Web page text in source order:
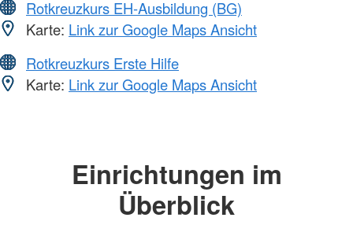
Rotkreuzkurs EH-Ausbildung (BG)
Karte: Link zur Google Maps Ansicht
Rotkreuzkurs Erste Hilfe
Karte: Link zur Google Maps Ansicht
Einrichtungen im
Überblick